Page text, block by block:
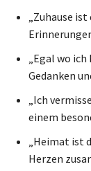
„Zuhause
„Egal wo
Gedanken
„Ich
einem
„Heimat ist
Herzen